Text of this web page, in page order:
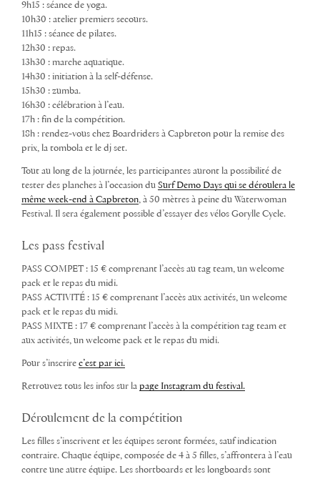
9h15 : séance de yoga.
10h30 : atelier premiers secours.
11h15 : séance de pilates.
12h30 : repas.
13h30 : marche aquatique.
14h30 : initiation à la self-défense.
15h30 : zumba.
16h30 : célébration à l’eau.
17h : fin de la compétition.
18h : rendez-vous chez Boardriders à Capbreton pour la remise des
prix, la tombola et le dj set.
Tout au long de la journée, les participantes auront la possibilité de
tester des planches à l’occasion du Surf Demo Days qui se déroulera le
même week-end à Capbreton, à 50 mètres à peine du Waterwoman
Festival. Il sera également possible d’essayer des vélos Gorylle Cycle.
Les pass festival
PASS COMPET : 15 € comprenant l’accès au tag team, un welcome
pack et le repas du midi.
PASS ACTIVITÉ : 15 € comprenant l’accès aux activités, un welcome
pack et le repas du midi.
PASS MIXTE : 17 € comprenant l’accès à la compétition tag team et
aux activités, un welcome pack et le repas du midi.
Pour s’inscrire c’est par ici.
Retrouvez tous les infos sur la page Instagram du festival.
Déroulement de la compétition
Les filles s’inscrivent et les équipes seront formées, sauf indication
contraire. Chaque équipe, composée de 4 à 5 filles, s’affrontera à l’eau
contre une autre équipe. Les shortboards et les longboards sont